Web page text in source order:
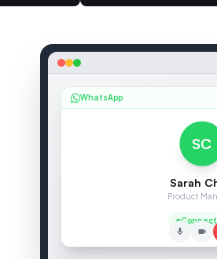
WhatsApp
SC
Sarah
Product